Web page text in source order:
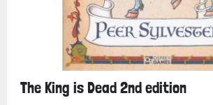
The King is Dead 2nd edition